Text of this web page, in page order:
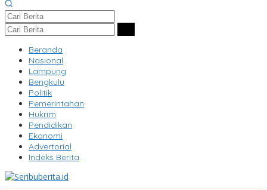
Beranda
Nasional
Lampung
Bengkulu
Politik
Pemerintahan
Hukrim
Pendidikan
Ekonomi
Advertorial
Indeks Berita